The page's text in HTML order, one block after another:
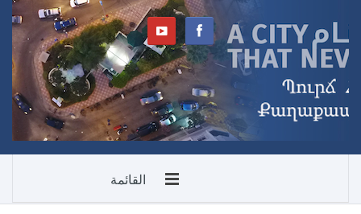
القائمة